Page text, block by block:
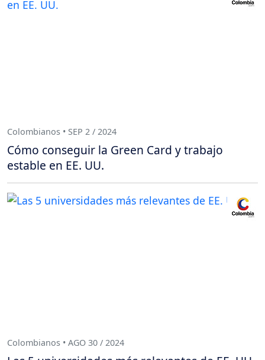
Colombianos • SEP 2 / 2024
Cómo conseguir la Green Card y trabajo
estable en EE. UU.
Colombianos • AGO 30 / 2024